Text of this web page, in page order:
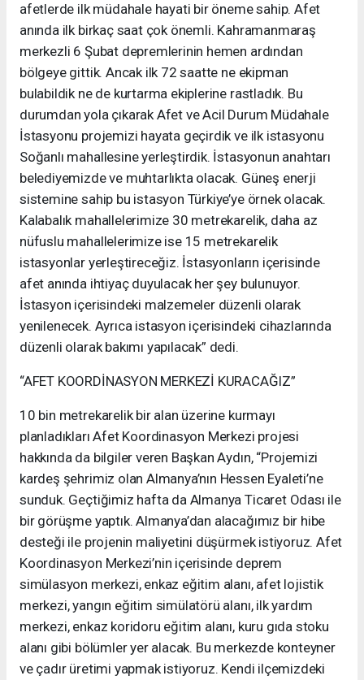
afetlerde ilk müdahale hayati bir öneme sahip. Afet
anında ilk birkaç saat çok önemli. Kahramanmaraş
merkezli 6 Şubat depremlerinin hemen ardından
bölgeye gittik. Ancak ilk 72 saatte ne ekipman
bulabildik ne de kurtarma ekiplerine rastladık. Bu
durumdan yola çıkarak Afet ve Acil Durum Müdahale
İstasyonu projemizi hayata geçirdik ve ilk istasyonu
Soğanlı mahallesine yerleştirdik. İstasyonun anahtarı
belediyemizde ve muhtarlıkta olacak. Güneş enerji
sistemine sahip bu istasyon Türkiye’ye örnek olacak.
Kalabalık mahallelerimize 30 metrekarelik, daha az
nüfuslu mahallelerimize ise 15 metrekarelik
istasyonlar yerleştireceğiz. İstasyonların içerisinde
afet anında ihtiyaç duyulacak her şey bulunuyor.
İstasyon içerisindeki malzemeler düzenli olarak
yenilenecek. Ayrıca istasyon içerisindeki cihazlarında
düzenli olarak bakımı yapılacak” dedi.
“AFET KOORDİNASYON MERKEZİ KURACAĞIZ”
10 bin metrekarelik bir alan üzerine kurmayı
planladıkları Afet Koordinasyon Merkezi projesi
hakkında da bilgiler veren Başkan Aydın, “Projemizi
kardeş şehrimiz olan Almanya’nın Hessen Eyaleti’ne
sunduk. Geçtiğimiz hafta da Almanya Ticaret Odası ile
bir görüşme yaptık. Almanya’dan alacağımız bir hibe
desteği ile projenin maliyetini düşürmek istiyoruz. Afet
Koordinasyon Merkezi’nin içerisinde deprem
simülasyon merkezi, enkaz eğitim alanı, afet lojistik
merkezi, yangın eğitim simülatörü alanı, ilk yardım
merkezi, enkaz koridoru eğitim alanı, kuru gıda stoku
alanı gibi bölümler yer alacak. Bu merkezde konteyner
ve çadır üretimi yapmak istiyoruz. Kendi ilçemizdeki